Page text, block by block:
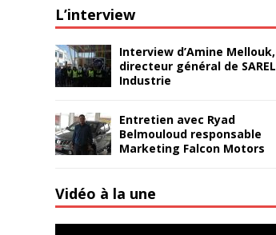
L’interview
Interview d’Amine Mellouk,
directeur général de SAREL
Industrie
Entretien avec Ryad
Belmouloud responsable
Marketing Falcon Motors
Vidéo à la une